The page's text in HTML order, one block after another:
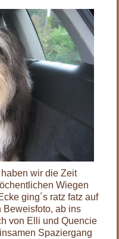
wir die Zeit
Wiegen
ging´s ratz fatz auf
Beweisfoto, ab ins
von Elli und Quencie
Spaziergang